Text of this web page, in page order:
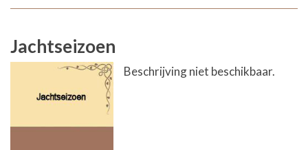
Jachtseizoen
Beschrijving niet beschikbaar.